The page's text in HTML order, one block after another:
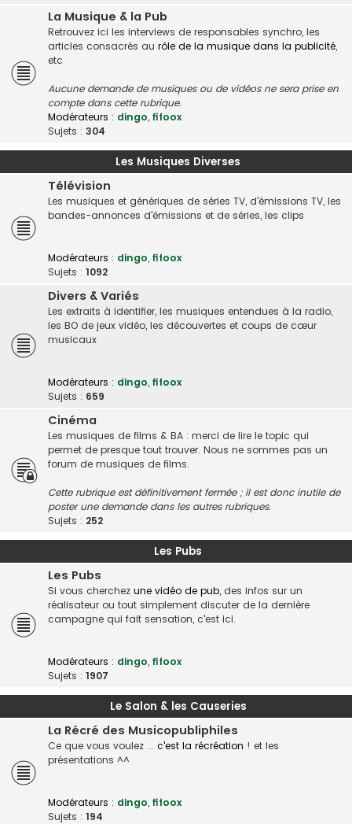
La Musique & la Pub
Retrouvez ici les interviews de responsables synchro, les
articles consacrés au rôle de la musique dans la publicité,
etc
Aucune demande de musiques ou de vidéos ne sera prise en
compte dans cette rubrique.
Modérateurs : dingo, fifoox
Sujets : 304
Les Musiques Diverses
Télévision
Les musiques et génériques de séries TV, d'émissions TV, les
bandes-annonces d'émissions et de séries, les clips
Modérateurs : dingo, fifoox
Sujets : 1092
Divers & Variés
Les extraits à identifier, les musiques entendues à la radio,
les BO de jeux vidéo, les découvertes et coups de cœur
musicaux
Modérateurs : dingo, fifoox
Sujets : 659
Cinéma
Les musiques de films & BA : merci de lire le topic qui
permet de presque tout trouver. Nous ne sommes pas un
forum de musiques de films.
Cette rubrique est définitivement fermée ; il est donc inutile de
poster une demande dans les autres rubriques.
Sujets : 252
Les Pubs
Les Pubs
Si vous cherchez une vidéo de pub, des infos sur un
réalisateur ou tout simplement discuter de la dernière
campagne qui fait sensation, c'est ici.
Modérateurs : dingo, fifoox
Sujets : 1907
Le Salon & les Causeries
La Récré des Musicopubliphiles
Ce que vous voulez ... c'est la récréation ! et les
présentations ^^
Modérateurs : dingo, fifoox
Sujets : 194